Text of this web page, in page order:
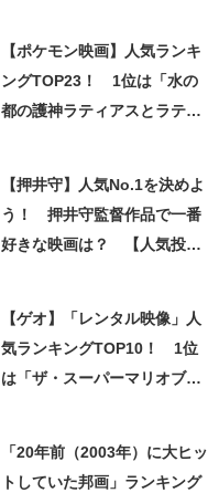
【ポケモン映画】人気ランキ
ングTOP23！ 1位は「水の
都の護神ラティアスとラティ
【押井守】人気No.1を決めよ
う！ 押井守監督作品で一番
好きな映画は？ 【人気投票
【ゲオ】「レンタル映像」人
気ランキングTOP10！ 1位
は「ザ・スーパーマリオブラ
「20年前（2003年）に大ヒッ
トしていた邦画」ランキング